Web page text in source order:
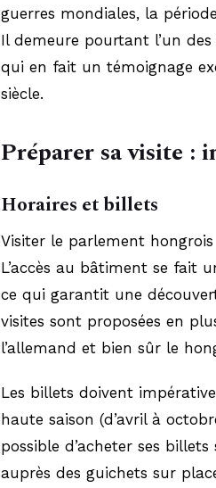
guerres mondiales, la
Il demeure pourtant l’un
qui en fait un témoignage
siècle.
Préparer sa visite :
Horaires et billets
Visiter le parlement
L’accès au bâtiment se fait
ce qui garantit une
visites sont proposées en
l’allemand et bien sûr le
Les billets doivent
haute saison (d’avril à
possible d’acheter ses
auprès des guichets sur